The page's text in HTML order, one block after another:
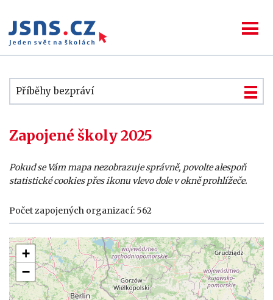
Příběhy bezpráví
Zapojené školy 2025
Pokud se Vám mapa nezobrazuje správně, povolte alespoň
statistické cookies přes ikonu vlevo dole v okně prohlížeče.
Počet zapojených organizací: 562
+
−